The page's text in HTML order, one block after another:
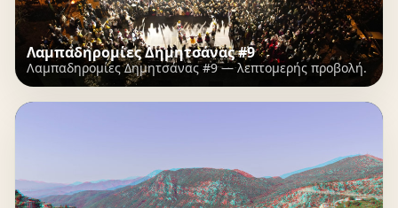
Λαμπαδηρομίες Δημητσάνας #9
Λαμπαδηρομίες Δημητσάνας #9 — λεπτομερής προβολή.